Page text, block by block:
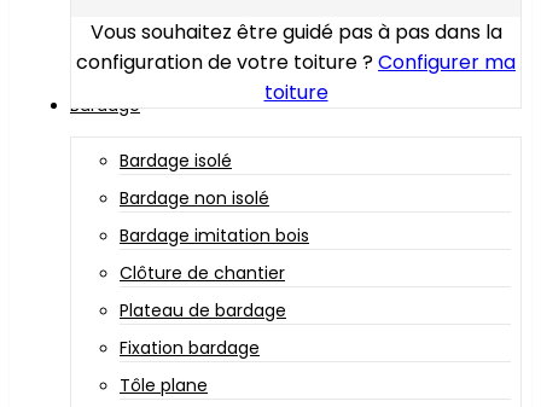
Vous souhaitez être guidé pas à pas dans la
configuration de votre toiture ?Configurer ma
toiture
Bardage
Bardage isolé
Bardage non isolé
Bardage imitation bois
Clôture de chantier
Plateau de bardage
Fixation bardage
Tôle plane